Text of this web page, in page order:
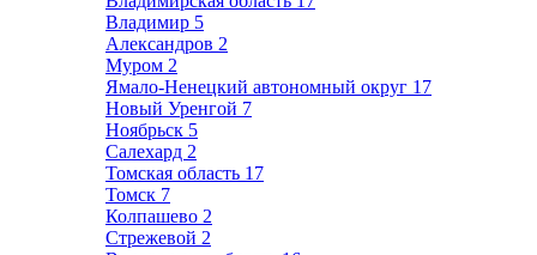
Владимир 5
Александров 2
Муром 2
Ямало-Ненецкий автономный округ 17
Новый Уренгой 7
Ноябрьск 5
Салехард 2
Томская область 17
Томск 7
Колпашево 2
Стрежевой 2